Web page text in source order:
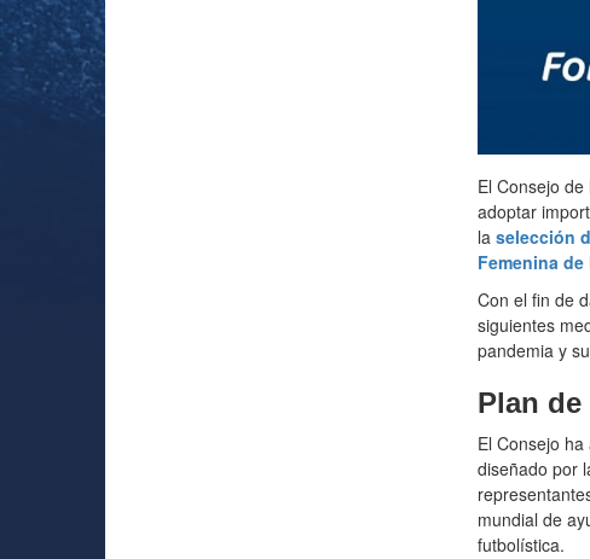
El Consejo
adoptar
la selección
Femenina
Con el fin de
siguientes
pandemia y
Plan de
El Consejo
diseñado por
mundial de
futbolística.